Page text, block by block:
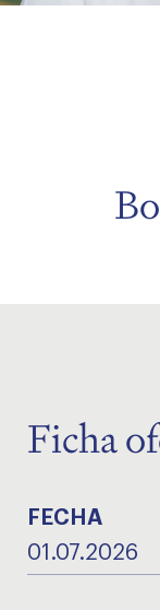
Ficha
FECHA
01.07.2026